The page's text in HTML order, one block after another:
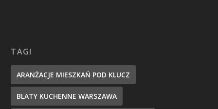
TAGI
ARANŻACJE MIESZKAŃ POD KLUCZ
BLATY KUCHENNE WARSZAWA